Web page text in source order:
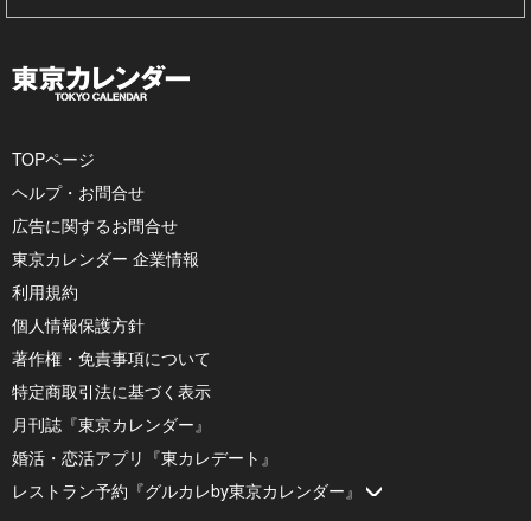
TOPページ
ヘルプ・お問合せ
広告に関するお問合せ
東京カレンダー 企業情報
利用規約
個人情報保護方針
著作権・免責事項について
特定商取引法に基づく表示
月刊誌『東京カレンダー』
婚活・恋活アプリ『東カレデート』
レストラン予約『グルカレby東京カレンダー』